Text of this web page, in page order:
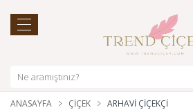
ANASAYFA ÇIÇEK ARHAVİ ÇIÇEKÇI